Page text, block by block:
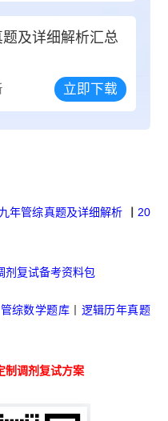
及详细解析汇总
立即下载
年管综真题及详细解析 丨 20
剂复试备考资料包
管综数学题库
逻辑历年真题
制调剂复试方案